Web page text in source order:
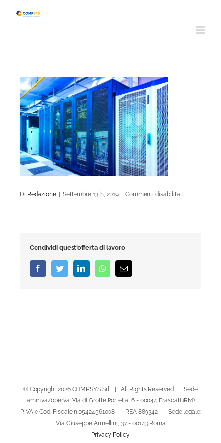
Di Redazione | Settembre 13th, 2019 | Commenti disabilitati
Gestione-
Condividi quest'offerta di lavoro
FacebookTwitterLinkedInWhatsappEmail
© Copyright 2026 COMP.SYS Srl | All Rights Reserved | Sede
amm.va/oper.va: Via di Grotte Portella, 6 - 00044 Frascati (RM)
P.IVA e Cod. Fiscale n.05424561008 | REA 889342 | Sede legale:
Via Giuseppe Armellini, 37 - 00143 Roma
Privacy Policy